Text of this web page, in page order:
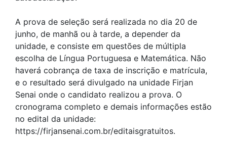
A prova de seleção será realizada no dia 20 de
junho, de manhã ou à tarde, a depender da
unidade, e consiste em questões de múltipla
escolha de Língua Portuguesa e Matemática. Não
haverá cobrança de taxa de inscrição e matrícula,
e o resultado será divulgado na unidade Firjan
Senai onde o candidato realizou a prova. O
cronograma completo e demais informações estão
no edital da unidade:
https://firjansenai.com.br/editaisgratuitos.